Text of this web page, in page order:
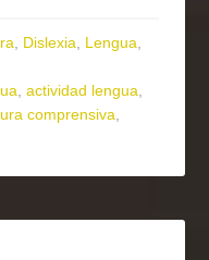
Dislexia Lengua
,actividad lengua
comprensiva